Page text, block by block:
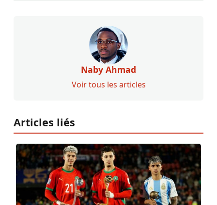
Naby Ahmad
Voir tous les articles
Articles liés